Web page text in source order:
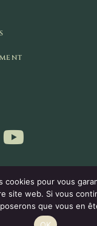
de Pan - Tous
d'un droit de rétractation
cookies pour vous
site web. Si vous
que vous en